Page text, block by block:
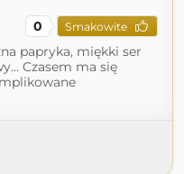
0 Smakowite
papryka, miękki ser
Czasem ma się